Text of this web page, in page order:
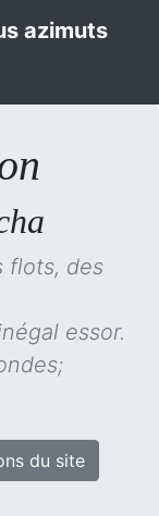
azimuts
flots, des
essor.
du site